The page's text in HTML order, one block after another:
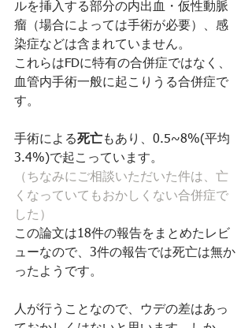
ルを挿入する部分の内出血・仮性動脈
瘤（場合によっては手術が必要）、感
染症などは含まれていません。
これらはFDに特有の合併症ではなく、
血管内手術一般に起こりうる合併症で
す。
手術による死亡もあり、0.5~8%(平均
3.4%)で起こっています。
（ちなみにご相談いただいた件は、亡
くなっていてもおかしくない合併症で
した）
この論文は18件の報告をまとめたレビ
ューなので、3件の報告では死亡は無か
ったようです。
人が行うことなので、ウデの差はあっ